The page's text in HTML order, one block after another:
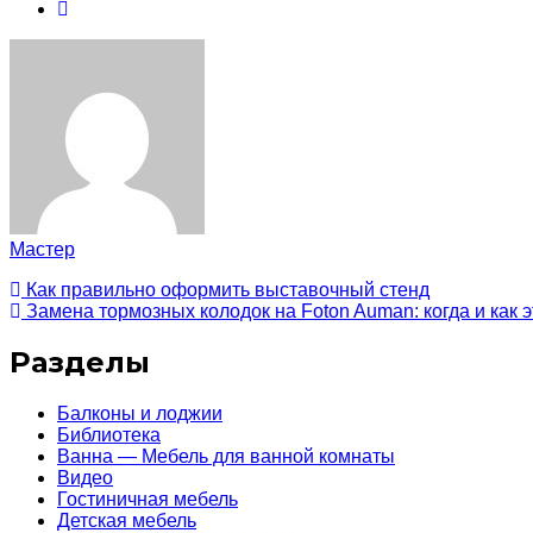
Мастер
Как правильно оформить выставочный стенд
Замена тормозных колодок на Foton Auman: когда и как
Разделы
Балконы и лоджии
Библиотека
Ванна — Мебель для ванной комнаты
Видео
Гостиничная мебель
Детская мебель